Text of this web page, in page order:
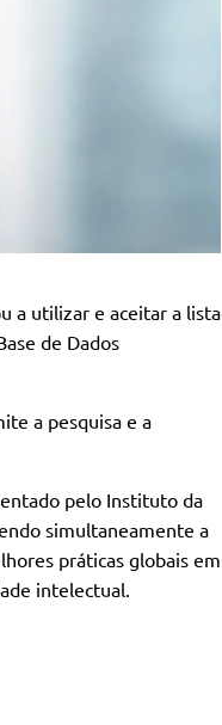
a utilizar e aceitar a lista
de Dados
a pesquisa e a
pelo Instituto da
simultaneamente a
práticas globais em
intelectual.